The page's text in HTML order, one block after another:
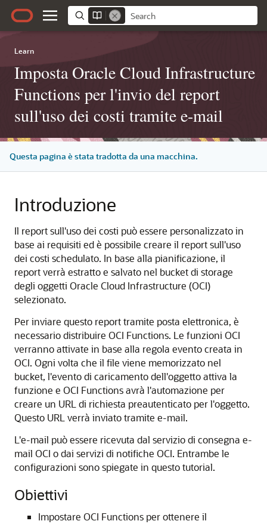
Learn
Imposta Oracle Cloud Infrastructure
Functions per l'invio del report
sull'uso dei costi tramite e-mail
Questa pagina è stata tradotta da una macchina.
Introduzione
Il report sull'uso dei costi può essere personalizzato in
base ai requisiti ed è possibile creare il report sull'uso
dei costi schedulato. In base alla pianificazione, il
report verrà estratto e salvato nel bucket di storage
degli oggetti Oracle Cloud Infrastructure (OCI)
selezionato.
Per inviare questo report tramite posta elettronica, è
necessario distribuire OCI Functions. Le funzioni OCI
verranno attivate in base alla regola evento creata in
OCI. Ogni volta che il file viene memorizzato nel
bucket, l'evento di caricamento dell'oggetto attiva la
funzione e OCI Functions avrà l'automazione per
creare un URL di richiesta preautenticato per l'oggetto.
Questo URL verrà inviato tramite e-mail.
L'e-mail può essere ricevuta dal servizio di consegna e-
mail OCI o dai servizi di notifiche OCI. Entrambe le
configurazioni sono spiegate in questo tutorial.
Obiettivi
Impostare OCI Functions per ottenere il